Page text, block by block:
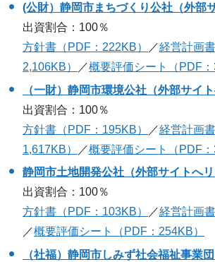
(公財）静岡市まちづくり公社（外部
出資割合：100％
方針書（PDF：222KB）
／経営計画
2,106KB）
／概要評価シート（PDF：
（一財）静岡市環境公社（外部サイト
出資割合：100％
方針書（PDF：195KB）
／経営計画
1,617KB）
／概要評価シート（PDF：
静岡市土地開発公社（外部サイトへリ
出資割合：100％
方針書（PDF：103KB）
／経営計画
／概要評価シート（PDF：254KB）
（社福）静岡市しみず社会福祉事業